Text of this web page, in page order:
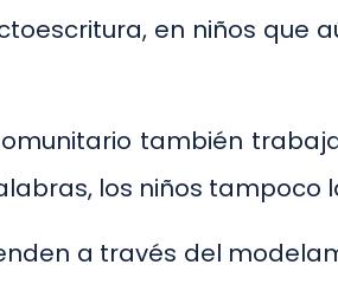
en niños que
también
los niños tampoco
a través del